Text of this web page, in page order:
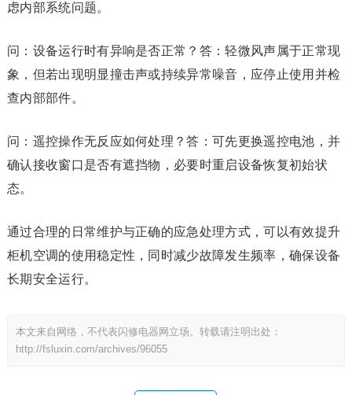
虑内部系统问题。
问：设备运行时有异响是否正常？答：轻微风声属于正常现
象，但若出现明显撞击声或持续异常噪音，应停止使用并检
查内部部件。
问：遥控操作无反应如何处理？答：可先更换遥控电池，并
确认接收窗口是否有遮挡物，必要时重启设备恢复初始状
态。
通过合理的日常维护与正确的应急处理方式，可以有效提升
柜机空调的使用稳定性，同时减少故障发生频率，确保设备
长期安全运行。
本文来自网络，不代表闪修电器网立场。转载请注明出处：
http://fsluxin.com/archives/96055